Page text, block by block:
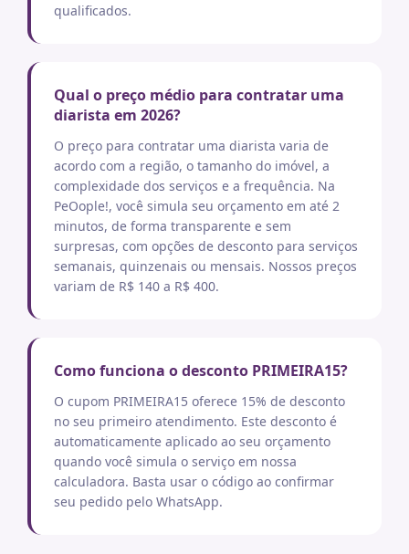
qualificados.
Qual o preço médio para contratar uma
diarista em 2026?
O preço para contratar uma diarista varia de
acordo com a região, o tamanho do imóvel, a
complexidade dos serviços e a frequência. Na
PeOople!, você simula seu orçamento em até 2
minutos, de forma transparente e sem
surpresas, com opções de desconto para serviços
semanais, quinzenais ou mensais. Nossos preços
variam de R$ 140 a R$ 400.
Como funciona o desconto PRIMEIRA15?
O cupom PRIMEIRA15 oferece 15% de desconto
no seu primeiro atendimento. Este desconto é
automaticamente aplicado ao seu orçamento
quando você simula o serviço em nossa
calculadora. Basta usar o código ao confirmar
seu pedido pelo WhatsApp.